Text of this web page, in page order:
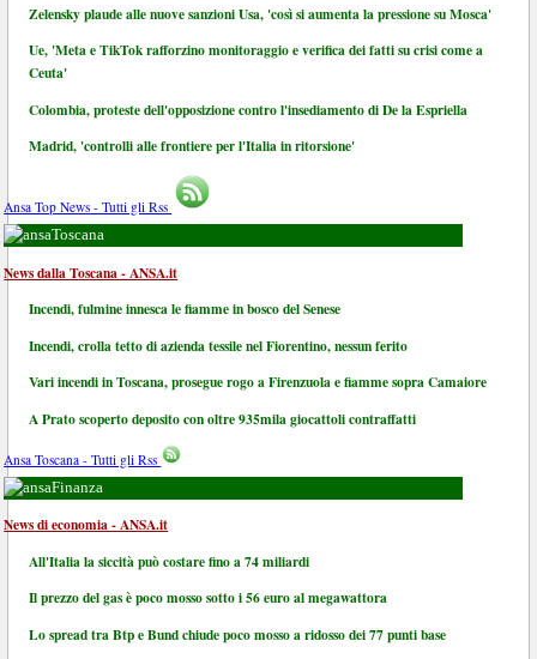
Zelensky plaude alle nuove sanzioni Usa, 'così si aumenta la pressione su Mosca'
Ue, 'Meta e TikTok rafforzino monitoraggio e verifica dei fatti su crisi come a
Ceuta'
Colombia, proteste dell'opposizione contro l'insediamento di De la Espriella
Madrid, 'controlli alle frontiere per l'Italia in ritorsione'
Ansa Top News - Tutti gli Rss
Toscana
News dalla Toscana - ANSA.it
Incendi, fulmine innesca le fiamme in bosco del Senese
Incendi, crolla tetto di azienda tessile nel Fiorentino, nessun ferito
Vari incendi in Toscana, prosegue rogo a Firenzuola e fiamme sopra Camaiore
A Prato scoperto deposito con oltre 935mila giocattoli contraffatti
Ansa Toscana - Tutti gli Rss
Finanza
News di economia - ANSA.it
All'Italia la siccità può costare fino a 74 miliardi
Il prezzo del gas è poco mosso sotto i 56 euro al megawattora
Lo spread tra Btp e Bund chiude poco mosso a ridosso dei 77 punti base